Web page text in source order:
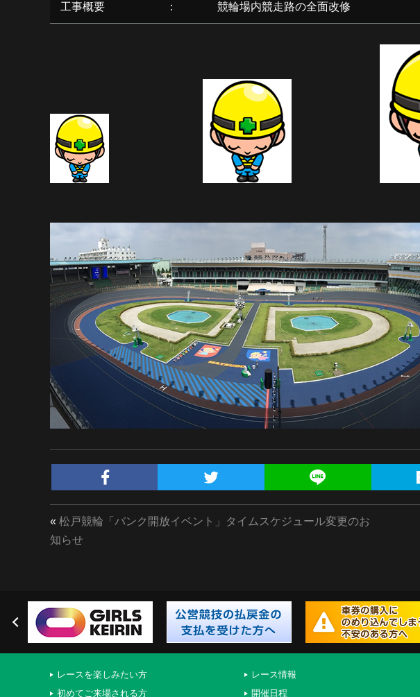
工事概要 ： 競輪場内競走路の全面改修
« 松戸競輪「バンク開放イベント」タイムスケジュール変更のお
知らせ
レースを楽しみたい方
初めてご来場される方
レース情報
開催日程